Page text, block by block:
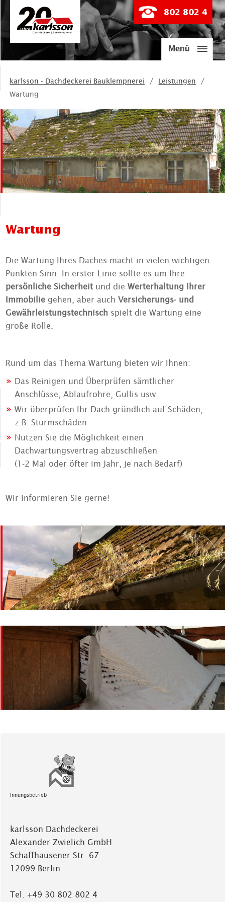
802 802 4
Menü
karlsson - Dachdeckerei Bauklempnerei
Leistungen
Wartung
Wartung
Die Wartung Ihres Daches macht in vielen wichtigen
Punkten Sinn. In erster Linie sollte es um Ihre
persönliche Sicherheit und dieWerterhaltung Ihrer
Immobilie gehen, aber auchVersicherungs- und
Gewährleistungstechnisch spielt die Wartung eine
große Rolle.
Rund um das Thema Wartung bieten wir Ihnen:
Das Reinigen und Überprüfen sämtlicher
Anschlüsse, Ablaufrohre, Gullis usw.
Wir überprüfen Ihr Dach gründlich auf Schäden,
z.B. Sturmschäden
Nutzen Sie die Möglichkeit einen
Dachwartungsvertrag abzuschließen
(1-2 Mal oder öfter im Jahr, je nach Bedarf)
Wir informieren Sie gerne!
Innungsbetrieb
karlsson Dachdeckerei
Alexander Zwielich GmbH
Schaffhausener Str. 67
12099 Berlin
Tel. +49 30 802 802 4